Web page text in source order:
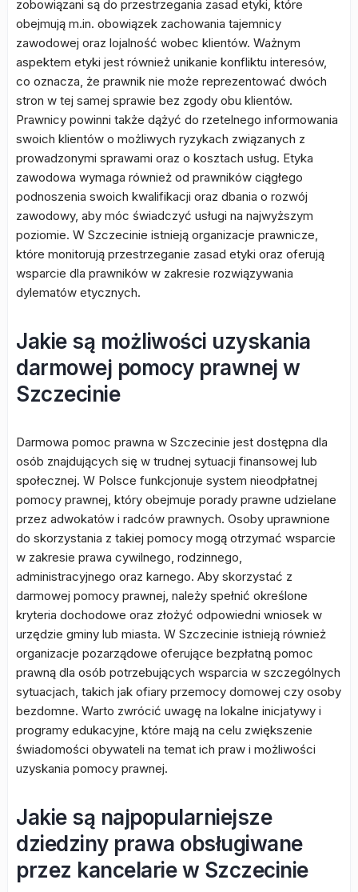
zobowiązani są do przestrzegania zasad etyki, które
obejmują m.in. obowiązek zachowania tajemnicy
zawodowej oraz lojalność wobec klientów. Ważnym
aspektem etyki jest również unikanie konfliktu interesów,
co oznacza, że prawnik nie może reprezentować dwóch
stron w tej samej sprawie bez zgody obu klientów.
Prawnicy powinni także dążyć do rzetelnego informowania
swoich klientów o możliwych ryzykach związanych z
prowadzonymi sprawami oraz o kosztach usług. Etyka
zawodowa wymaga również od prawników ciągłego
podnoszenia swoich kwalifikacji oraz dbania o rozwój
zawodowy, aby móc świadczyć usługi na najwyższym
poziomie. W Szczecinie istnieją organizacje prawnicze,
które monitorują przestrzeganie zasad etyki oraz oferują
wsparcie dla prawników w zakresie rozwiązywania
dylematów etycznych.
Jakie są możliwości uzyskania
darmowej pomocy prawnej w
Szczecinie
Darmowa pomoc prawna w Szczecinie jest dostępna dla
osób znajdujących się w trudnej sytuacji finansowej lub
społecznej. W Polsce funkcjonuje system nieodpłatnej
pomocy prawnej, który obejmuje porady prawne udzielane
przez adwokatów i radców prawnych. Osoby uprawnione
do skorzystania z takiej pomocy mogą otrzymać wsparcie
w zakresie prawa cywilnego, rodzinnego,
administracyjnego oraz karnego. Aby skorzystać z
darmowej pomocy prawnej, należy spełnić określone
kryteria dochodowe oraz złożyć odpowiedni wniosek w
urzędzie gminy lub miasta. W Szczecinie istnieją również
organizacje pozarządowe oferujące bezpłatną pomoc
prawną dla osób potrzebujących wsparcia w szczególnych
sytuacjach, takich jak ofiary przemocy domowej czy osoby
bezdomne. Warto zwrócić uwagę na lokalne inicjatywy i
programy edukacyjne, które mają na celu zwiększenie
świadomości obywateli na temat ich praw i możliwości
uzyskania pomocy prawnej.
Jakie są najpopularniejsze
dziedziny prawa obsługiwane
przez kancelarie w Szczecinie